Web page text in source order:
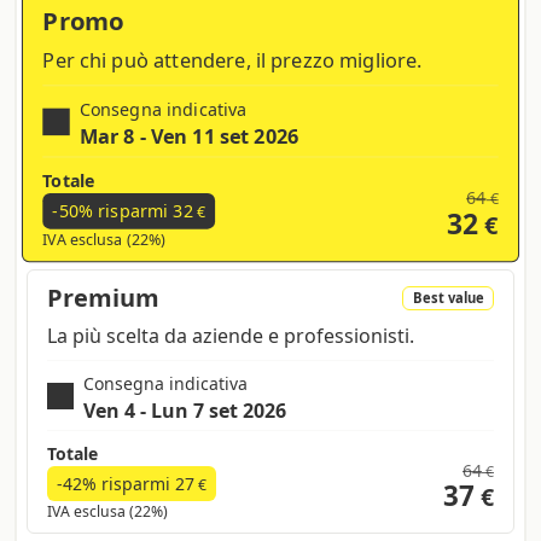
Il nostro obiettivo è rendere la stampa
online accessibile a tutti, dai piccoli
imprenditori alle grandi aziende. Per
realizzare questo obiettivo, offriamo
diverse opzioni di personalizzazione e
prezzi competitivi. Il servizio di taglio a
formato è solo una delle numerose
rispondere alle tue esigenze specifiche.
Promo
Per chi può attendere, il prezzo migliore.
Consegna indicativa
Mar 8 - Ven 11 set 2026
Totale
-50% risparmi32€
IVA esclusa (22%)
64€
32€
Premium Best value
La più scelta da aziende e professionisti.
Consegna indicativa
Ven 4 - Lun 7 set 2026
Totale
-42% risparmi 27€
IVA esclusa (22%)
64€
37 €